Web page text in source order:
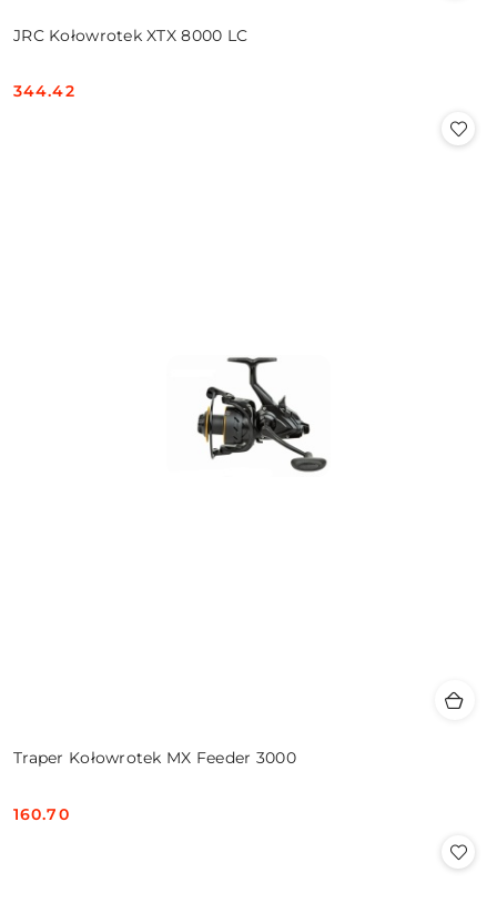
JRC Kołowrotek XTX 8000 LC
Cena:
344.42
Traper Kołowrotek MX Feeder 3000
Cena:
160.70